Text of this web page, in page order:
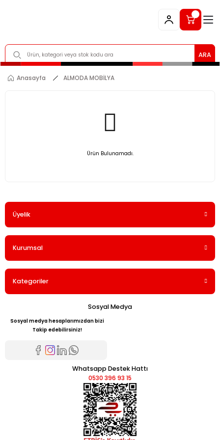
ARA
Anasayfa ALMODA MOBİLYA
Ürün Bulunamadı.
Üyelik
Kurumsal
Kategoriler
Sosyal Medya
Sosyal medya hesaplarımızdan bizi
Takip edebilirsiniz!
Whatsapp Destek Hattı
0530 396 93 15